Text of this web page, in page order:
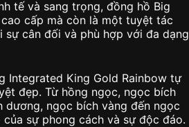
tế và sang trọng, đồng hồ Big
cấp mà còn là một tuyệt tác
sự cân đối và phù hợp với đa dạng
Integrated King Gold Rainbow tự
đẹp. Từ hồng ngọc, ngọc bích
dương, ngọc bích vàng đến ngọc
sự phong cách và sự độc đáo.